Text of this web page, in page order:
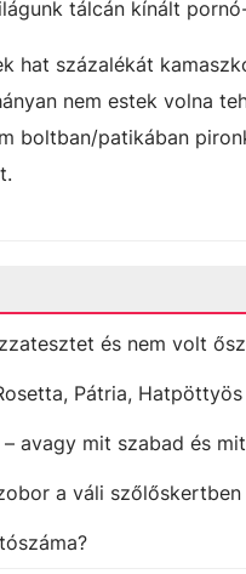
tálcán kínált
hat százalékát
nem estek volna
boltban/patikában
és nem volt
Pátria,
avagy mit szabad és
a váli szőlőskertben